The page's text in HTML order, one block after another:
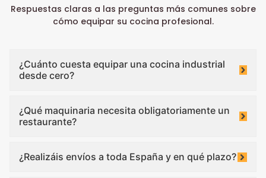
Respuestas claras a las preguntas más comunes sobre
cómo equipar su cocina profesional.
¿Cuánto cuesta equipar una cocina industrial
desde cero?
¿Qué maquinaria necesita obligatoriamente un
restaurante?
¿Realizáis envíos a toda España y en qué plazo?